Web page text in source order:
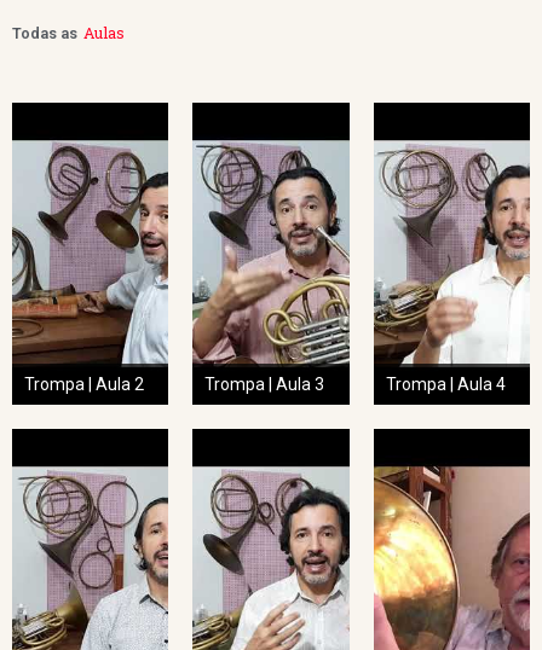
Todas as Aulas
Trompa | Aula 2 Trompa | Aula 3 Trompa | Aula 4